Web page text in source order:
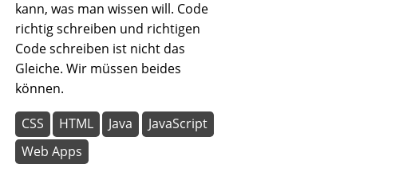
kann, was man wissen will. Code
richtig schreiben und richtigen
Code schreiben ist nicht das
Gleiche. Wir müssen beides
können.
CSS HTML Java
JavaScript
Web Apps